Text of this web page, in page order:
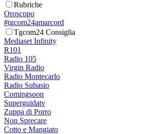
Rubriche
Oroscopo
#tgcom24amarcord
Tgcom24 Consiglia
Mediaset Infinity
R101
Radio 105
Virgin Radio
Radio Montecarlo
Radio Subasio
Comingsoon
Superguidatv
Zuppa di Porro
Non Sprecare
Cotto e Mangiato